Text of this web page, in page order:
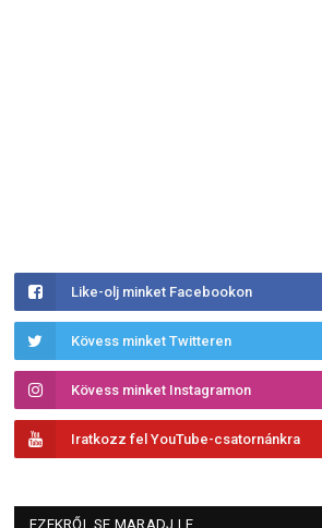
Like-olj minket Facebookon
Kövess minket Twitteren
Kövess minket Instagramon
Iratkozz fel YouTube-csatornánkra
EZEKRŐL SE MARADJ LE